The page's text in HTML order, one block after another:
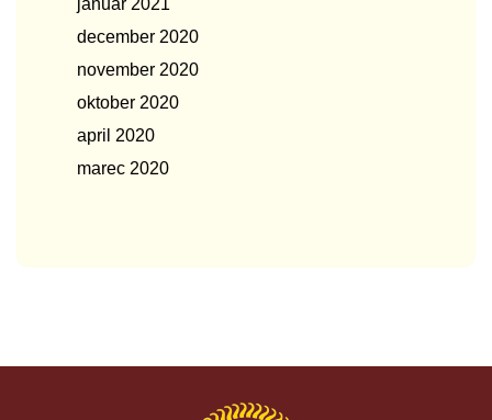
januar 2021
december 2020
november 2020
oktober 2020
april 2020
marec 2020